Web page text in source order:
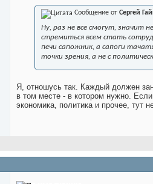
Сообщение от Сергей
Ну, раз не все смогут, значит
стремиться всем стать
печи сапожник, а сапоги
точки зрения, а не с
Я, отношусь так. Каждый должен
в том месте - в котором нужно.
экономика, политика и прочее, тут